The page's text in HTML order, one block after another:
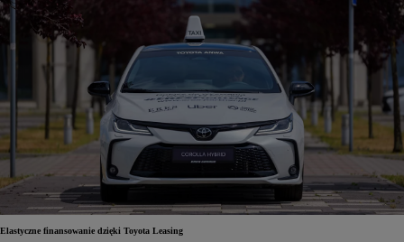
Elastyczne finansowanie dzięki Toyota Leasing